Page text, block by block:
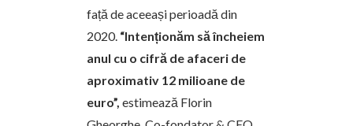
față de aceeași perioadă din
2020. “Intenționăm să încheiem
anul cu o cifră de afaceri de
aproximativ 12 milioane de
euro”, estimează Florin